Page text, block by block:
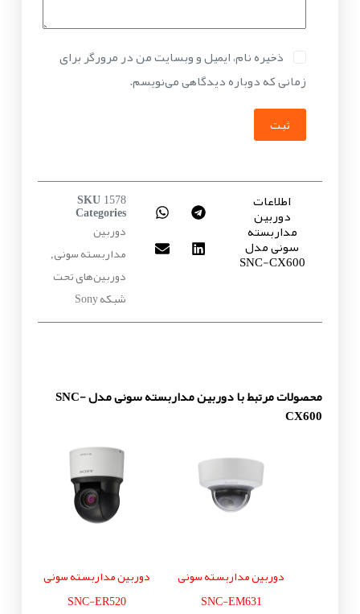
ذخیره نام، ایمیل و وبسایت من در مرورگر برای
زمانی که دوباره دیدگاهی می‌نویسم.
ثبت
اطلاعات
دوربین
مداربسته
سونی مدل
SNC-CX600
SKU 1578
Categories
دوربین
مداربسته سونی,
دوربین‌های تحت
شبکه Sony
محصولات مرتبط با دوربین مداربسته سونی مدل SNC-
CX600
دوربین مداربسته سونی
SNC-EM631
دوربین مداربسته سونی
SNC-ER520